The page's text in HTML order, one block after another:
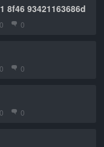
8f46 93421163686d
0 0
0 0
0 0